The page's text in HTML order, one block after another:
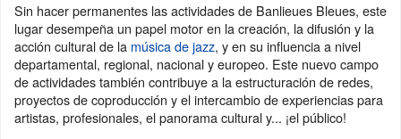
Sin hacer permanentes las actividades de Banlieues Bleues, este
lugar desempeña un papel motor en la creación, la difusión y la
acción cultural de la música de jazz, y en su influencia a nivel
departamental, regional, nacional y europeo. Este nuevo campo
de actividades también contribuye a la estructuración de redes,
proyectos de coproducción y el intercambio de experiencias para
artistas, profesionales, el panorama cultural y... ¡el público!